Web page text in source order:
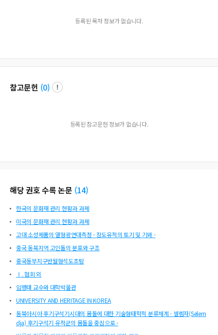
등록된 목차 정보가 없습니다.
참고문헌 (0)
등록된 참고문헌 정보가 없습니다.
해당 권호 수록 논문 (14)
한국의 문화재 관리 현황과 과제
미국의 문화재 관리 현황과 과제
고대 소성제품의 열형광연대측정 - 장도유적의 토기 및 기와 -
중국 동북지역 고인돌의 분포와 구조
중국동부지구반월형석도초탐
Ⅰ. 협회 외
임병태 교수와 대학박물관
UNIVERSITY AND HERITAGE IN KOREA
동북아시아 후기구석기시대의 몸돌에 대한 기술형태학적 분류체계 - 셀렘자(Selem
dja) 후기구석기 유적군의 몸돌을 중심으로 -